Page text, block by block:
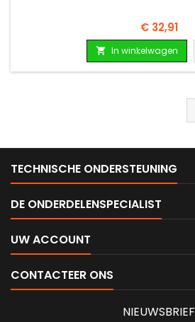
Prijs
€ 32,91
 In winkelwagen
TECHNISCHE ONDERSTEUNING
DE ONDERDELENSPECIALIST
UW ACCOUNT
CONTACTEER ONS
NIEUWSBRIEF